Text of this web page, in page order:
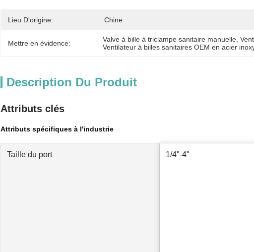
Lieu D'origine: Chine
Mettre en évidence: Valve à bille à triclampe sanitaire manuelle ,
Ventilateur à billes sanitaires OEM en acier
Description Du Produit
Attributs clés
Attributs spécifiques à l'industrie
Taille du port 1/4"-4"